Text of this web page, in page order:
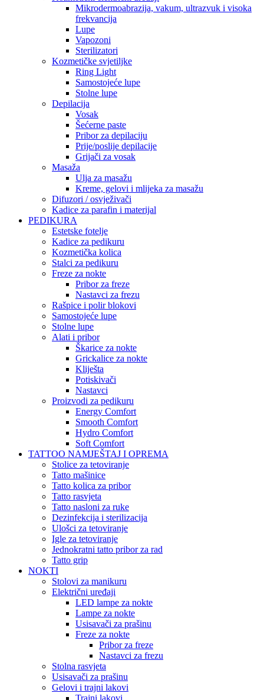
Mikrodermoabrazija, vakum, ultrazvuk i visoka
frekvancija
Lupe
Vapozoni
Sterilizatori
Kozmetičke svjetiljke
Ring Light
Samostojeće lupe
Stolne lupe
Depilacija
Vosak
Šećerne paste
Pribor za depilaciju
Prije/poslije depilacije
Grijači za vosak
Masaža
Ulja za masažu
Kreme, gelovi i mlijeka za masažu
Difuzori / osvježivači
Kadice za parafin i materijal
PEDIKURA
Estetske fotelje
Kadice za pedikuru
Kozmetička kolica
Stalci za pedikuru
Freze za nokte
Pribor za freze
Nastavci za frezu
Rašpice i polir blokovi
Samostojeće lupe
Stolne lupe
Alati i pribor
Škarice za nokte
Grickalice za nokte
Kliješta
Potiskivači
Nastavci
Proizvodi za pedikuru
Energy Comfort
Smooth Comfort
Hydro Comfort
Soft Comfort
TATTOO NAMJEŠTAJ I OPREMA
Stolice za tetoviranje
Tatto mašinice
Tatto kolica za pribor
Tatto rasvjeta
Tatto nasloni za ruke
Dezinfekcija i sterilizacija
Ulošci za tetoviranje
Igle za tetoviranje
Jednokratni tatto pribor za rad
Tatto grip
NOKTI
Stolovi za manikuru
Električni uređaji
LED lampe za nokte
Lampe za nokte
Usisavači za prašinu
Freze za nokte
Pribor za freze
Nastavci za frezu
Stolna rasvjeta
Usisavači za prašinu
Gelovi i trajni lakovi
Trajni lakovi